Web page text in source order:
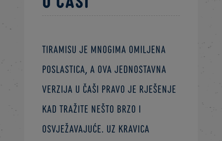
Tiramisu je mnogima omiljena
poslastica, a ova jednostavna
verzija u čaši pravo je rješenje
kad tražite nešto brzo i
osvježavajuće. Uz Kravica